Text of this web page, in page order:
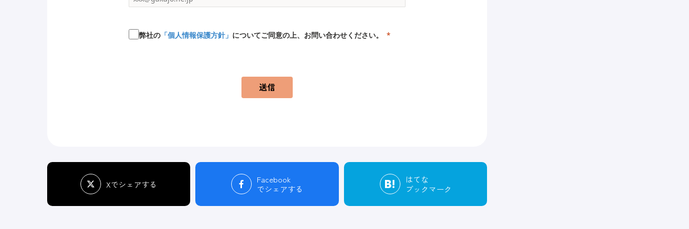
弊社の 「個人情報保護方針」 についてご同意の上、お問い合わせください。
送信
Xでシェアする
Facebook
でシェアする
はてな
ブックマーク